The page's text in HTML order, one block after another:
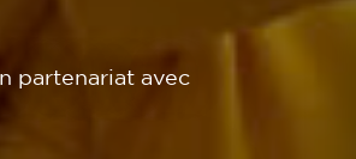
partenariat avec